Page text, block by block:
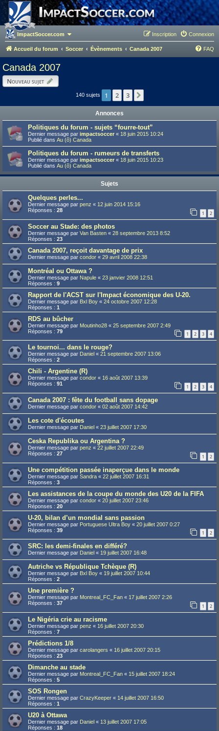
ImpactSoccer.com Connexion
Inscription
Accueil du forum Soccer Évènements Canada 2007 FAQ
Canada 2007
Nouveau sujet
140 sujets 1 2 3
Annonces
Politiques du forum - sujets “fourre-tout”
Dernier message par impactsoccer « 18 juin 2015 10:24
Publié dans Au (ô) Canada
Politiques du forum - rumeurs de transferts
Dernier message par impactsoccer « 18 juin 2015 10:23
Publié dans Au (ô) Canada
Sujets
Quelques perles...
Dernier message par penz « 12 juin 2014 15:16
Réponses : 28 1 2
Soccer au Stade: des photos
Dernier message par Van Basten « 28 septembre 2013 8:52
Réponses : 23
Canada 2007, reçoit davantage de prix
Dernier message par condor « 29 avril 2008 22:38
Montréal ou Ottawa ?
Dernier message par Napule « 23 janvier 2008 12:51
Réponses : 9
Rapport de l'ACST sur l'Impact économique des U-20.
Dernier message par Bxl Boy « 24 octobre 2007 12:28
Réponses : 1
RDS au bûcher
Dernier message par Moutinho28 « 25 septembre 2007 2:49
Réponses : 79 1 2 3 4
Le tournoi... dans le rouge?
Dernier message par Daniel « 21 septembre 2007 13:06
Réponses : 2
Chili - Argentine (R)
Dernier message par condor « 16 août 2007 13:39
Réponses : 91 1 2 3 4
Canada 2007 : fête du football sans dopage
Dernier message par condor « 02 août 2007 14:42
Les cote d'écoutes
Dernier message par Daniel « 23 juillet 2007 17:30
Ceska Republika ou Argentina ?
Dernier message par penz « 22 juillet 2007 22:49
Réponses : 27 1 2
Une compétition passée inaperçue dans le monde
Dernier message par Sandra « 22 juillet 2007 16:31
Réponses : 3
Les assistances de la coupe du monde des U20 de la FIFA
Dernier message par condor « 20 juillet 2007 23:46
Réponses : 20
U-20, bilan d’un mondial sans passion
Dernier message par Portuguese Ultra Boy « 20 juillet 2007 0:27
Réponses : 39 1 2
SRC: les demi-finales en différé?
Dernier message par Daniel « 19 juillet 2007 16:48
Autriche vs République Tchèque (R)
Dernier message par Bxl Boy « 19 juillet 2007 10:44
Réponses : 2
Une première ?
Dernier message par Montreal_FC_Fan « 17 juillet 2007 2:26
Réponses : 37 1 2
Le Nigéria crie au racisme
Dernier message par penz « 16 juillet 2007 20:30
Réponses : 7
Prédictions 1/8
Dernier message par carolangers « 16 juillet 2007 20:15
Réponses : 23
Dimanche au stade
Dernier message par Montreal_FC_Fan « 15 juillet 2007 18:24
Réponses : 5
SOS Rongen
Dernier message par CrazyKeeper « 14 juillet 2007 16:50
Réponses : 1
U20 à Ottawa
Dernier message par Daniel « 13 juillet 2007 17:05
Réponses : 18